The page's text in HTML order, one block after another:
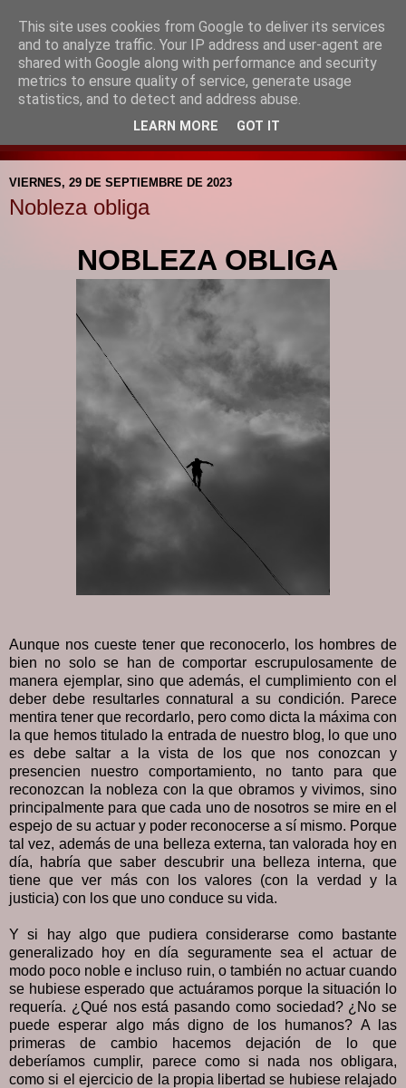
Blog de la Pastoral del
Colegio Santa Mª de la
Providencia
VIERNES, 29 DE SEPTIEMBRE DE 2023
Nobleza obliga
NOBLEZA OBLIGA
Aunque nos cueste tener que reconocerlo, los hombres de
bien no solo se han de comportar escrupulosamente de
manera ejemplar, sino que además, el cumplimiento con el
deber debe resultarles connatural a su condición. Parece
mentira tener que recordarlo, pero como dicta la máxima con
la que hemos titulado la entrada de nuestro blog, lo que uno
es debe saltar a la vista de los que nos conozcan y
presencien nuestro comportamiento, no tanto para que
reconozcan la nobleza con la que obramos y vivimos, sino
principalmente para que cada uno de nosotros se mire en el
espejo de su actuar y poder reconocerse a sí mismo. Porque
tal vez, además de una belleza externa, tan valorada hoy en
día, habría que saber descubrir una belleza interna, que
tiene que ver más con los valores (con la verdad y la
justicia) con los que uno conduce su vida.
Y si hay algo que pudiera considerarse como bastante
generalizado hoy en día seguramente sea el actuar de
modo poco noble e incluso ruin, o también no actuar cuando
se hubiese esperado que actuáramos porque la situación lo
requería. ¿Qué nos está pasando como sociedad? ¿No se
puede esperar algo más digno de los humanos? A las
primeras de cambio hacemos dejación de lo que
deberíamos cumplir, parece como si nada nos obligara,
como si el ejercicio de la propia libertad se hubiese relajado
This site uses cookies from Google to deliver its services
and to analyze traffic. Your IP address and user-agent are
shared with Google along with performance and security
metrics to ensure quality of service, generate usage
statistics, and to detect and address abuse.
LEARN MORE GOT IT